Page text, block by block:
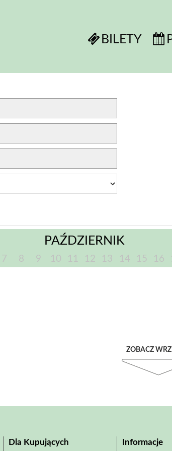
BILETY
PAŹDZIERNIK
7 8 9 10 11 12 13 14 15 16
ZOBACZ
Dla Kupujących Informacje